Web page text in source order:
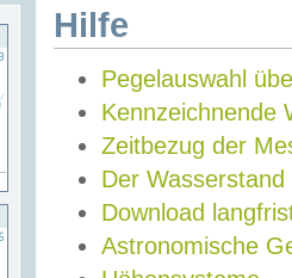
Hilfe
Pegelauswahl
Kennzeichnende
Zeitbezug der
Der Wasserstand
Download
Astronomische